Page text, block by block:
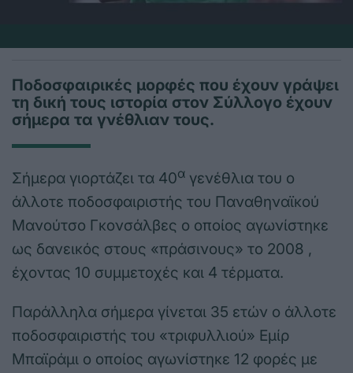
Ποδοσφαιρικές μορφές που έχουν γράψει
τη δική τους ιστορία στον Σύλλογο έχουν
σήμερα τα γνέθλιαν τους.
Σήμερα γιορτάζει τα 40α γενέθλια του ο
άλλοτε ποδοσφαιριστής του Παναθηναϊκού
Μανούτσο Γκονσάλβες ο οποίος αγωνίστηκε
ως δανεικός στους «πράσινους» το 2008 ,
έχοντας 10 συμμετοχές και 4 τέρματα.
Παράλληλα σήμερα γίνεται 35 ετών ο άλλοτε
ποδοσφαιριστής του «τριφυλλιού» Εμίρ
Μπαϊράμι ο οποίος αγωνίστηκε 12 φορές με